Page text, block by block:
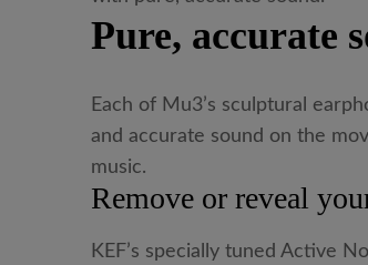
Pure, accurate
Each of Mu3’s sculptural
and accurate sound on the
music.
Remove or reveal
KEF’s specially tuned Active